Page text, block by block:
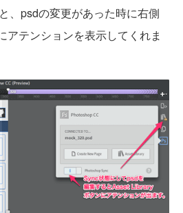
、psdの変更があった時に右側
アテンションを表示してくれま